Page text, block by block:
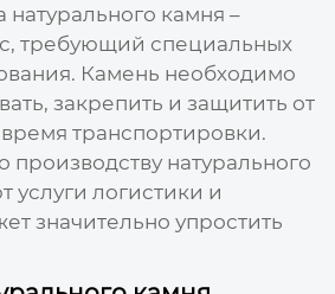
камня –
требующий специальных
Камень необходимо
закрепить и защитить от
транспортировки.
производству натурального
услуги логистики и
значительно упростить